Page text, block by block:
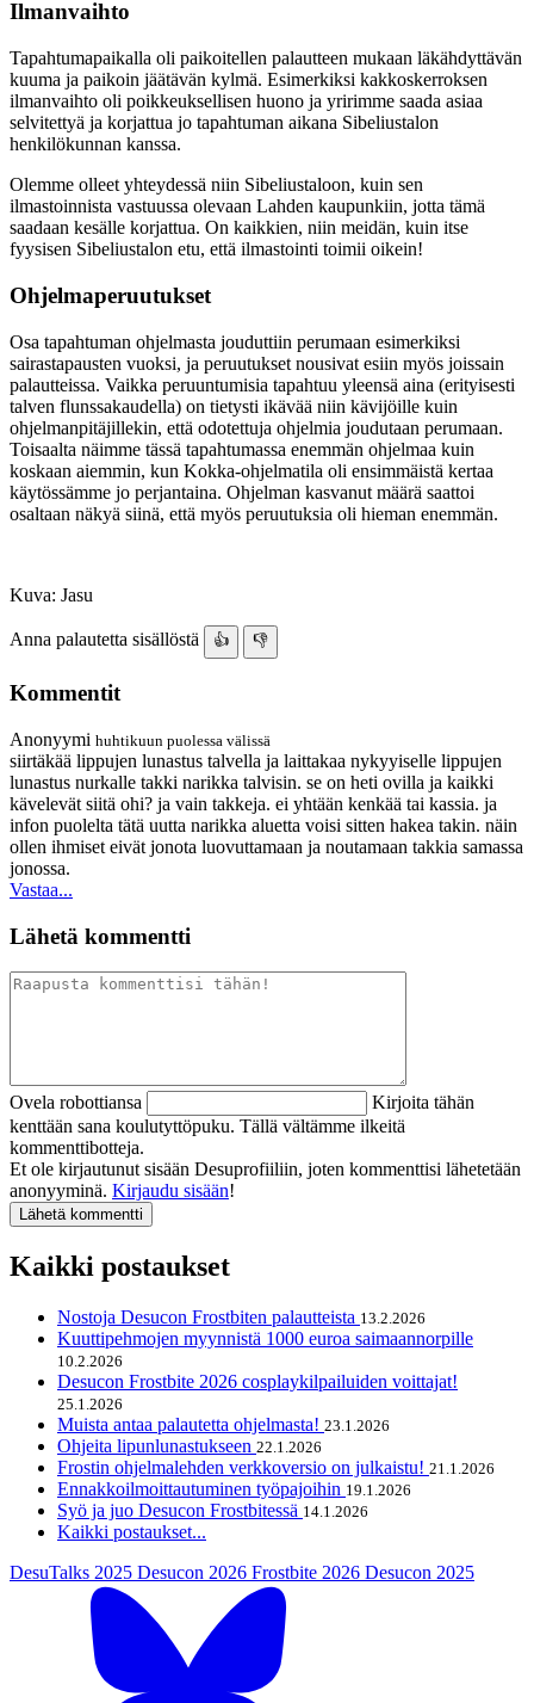
Ilmanvaihto
Tapahtumapaikalla oli paikoitellen palautteen mukaan läkähdyttävän
kuuma ja paikoin jäätävän kylmä. Esimerkiksi kakkoskerroksen
ilmanvaihto oli poikkeuksellisen huono ja yririmme saada asiaa
selvitettyä ja korjattua jo tapahtuman aikana Sibeliustalon
henkilökunnan kanssa.
Olemme olleet yhteydessä niin Sibeliustaloon, kuin sen
ilmastoinnista vastuussa olevaan Lahden kaupunkiin, jotta tämä
saadaan kesälle korjattua. On kaikkien, niin meidän, kuin itse
fyysisen Sibeliustalon etu, että ilmastointi toimii oikein!
Ohjelmaperuutukset
Osa tapahtuman ohjelmasta jouduttiin perumaan esimerkiksi
sairastapausten vuoksi, ja peruutukset nousivat esiin myös joissain
palautteissa. Vaikka peruuntumisia tapahtuu yleensä aina (erityisesti
talven flunssakaudella) on tietysti ikävää niin kävijöille kuin
ohjelmanpitäjillekin, että odotettuja ohjelmia joudutaan perumaan.
Toisaalta näimme tässä tapahtumassa enemmän ohjelmaa kuin
koskaan aiemmin, kun Kokka-ohjelmatila oli ensimmäistä kertaa
käytössämme jo perjantaina. Ohjelman kasvanut määrä saattoi
osaltaan näkyä siinä, että myös peruutuksia oli hieman enemmän.
Kuva: Jasu
Anna palautetta sisällöstä 👍 👎
Kommentit
Anonyymi huhtikuun puolessa välissä
siirtäkää lippujen lunastus talvella ja laittakaa nykyyiselle lippujen
lunastus nurkalle takki narikka talvisin. se on heti ovilla ja kaikki
kävelevät siitä ohi? ja vain takkeja. ei yhtään kenkää tai kassia. ja
infon puolelta tätä uutta narikka aluetta voisi sitten hakea takin. näin
ollen ihmiset eivät jonota luovuttamaan ja noutamaan takkia samassa
jonossa.
Vastaa...
Lähetä kommentti
Ovela robottiansa
Kirjoita tähän
kenttään sana koulutyttöpuku. Tällä vältämme ilkeitä
kommenttibotteja.
Et ole kirjautunut sisään Desuprofiiliin, joten kommenttisi lähetetään
anonyyminä. Kirjaudu sisään!
Kaikki postaukset
Nostoja Desucon Frostbiten palautteista 13.2.2026
Kuuttipehmojen myynnistä 1000 euroa saimaannorpille
10.2.2026
Desucon Frostbite 2026 cosplaykilpailuiden voittajat!
25.1.2026
Muista antaa palautetta ohjelmasta! 23.1.2026
Ohjeita lipunlunastukseen 22.1.2026
Frostin ohjelmalehden verkkoversio on julkaistu! 21.1.2026
Ennakkoilmoittautuminen työpajoihin 19.1.2026
Syö ja juo Desucon Frostbitessä 14.1.2026
Kaikki postaukset...
DesuTalks 2025 Desucon 2026 Frostbite 2026 Desucon 2025